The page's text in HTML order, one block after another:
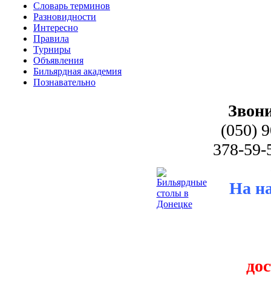
Словарь терминов
Разновидности
Интересно
Правила
Турниры
Объявления
Бильярдная академия
Познавательно
(050)
378-59-
На